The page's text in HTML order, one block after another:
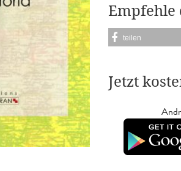
Empfehle
teilen
Jetzt